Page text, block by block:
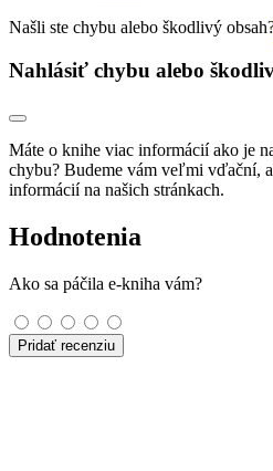
Našli ste chybu alebo škodlivý
Nahlásiť chybu alebo
Máte o knihe viac informácií ako je
chybu? Budeme vám veľmi vďační,
informácií na našich stránkach.
Hodnotenia
Ako sa páčila e-kniha vám?
Pridať recenziu